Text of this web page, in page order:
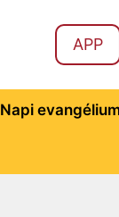
APP
Napi